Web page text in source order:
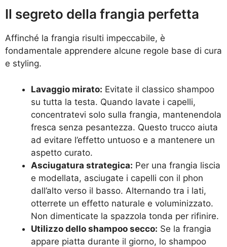
Il segreto della frangia perfetta
Affinché la frangia risulti impeccabile, è
fondamentale apprendere alcune regole base di cura
e styling.
Lavaggio mirato: Evitate il classico shampoo
su tutta la testa. Quando lavate i capelli,
concentratevi solo sulla frangia, mantenendola
fresca senza pesantezza. Questo trucco aiuta
ad evitare l’effetto untuoso e a mantenere un
aspetto curato.
Asciugatura strategica: Per una frangia liscia
e modellata, asciugate i capelli con il phon
dall’alto verso il basso. Alternando tra i lati,
otterrete un effetto naturale e voluminizzato.
Non dimenticate la spazzola tonda per rifinire.
Utilizzo dello shampoo secco: Se la frangia
appare piatta durante il giorno, lo shampoo